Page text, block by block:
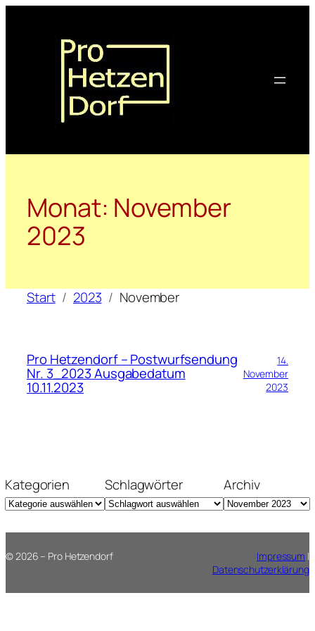
Monat: November
2023
Start 2023 November
Pro Hetzendorf – Postwurfsendung
Nr. 3_2023 Ausgabedatum
10.11.2023
14.
November
2023
Kategorien Schlagwörter Archiv
© 2026 – Pro Hetzendorf Impressum |
Datenschutzerklärung